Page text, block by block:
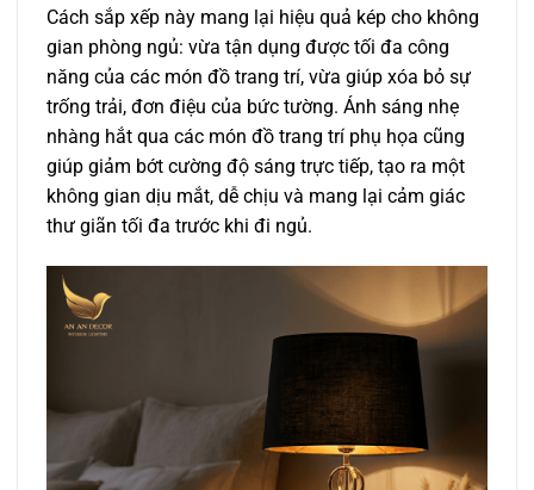
Cách sắp xếp này mang lại hiệu quả kép cho không
gian phòng ngủ: vừa tận dụng được tối đa công
năng của các món đồ trang trí, vừa giúp xóa bỏ sự
trống trải, đơn điệu của bức tường. Ánh sáng nhẹ
nhàng hắt qua các món đồ trang trí phụ họa cũng
giúp giảm bớt cường độ sáng trực tiếp, tạo ra một
không gian dịu mắt, dễ chịu và mang lại cảm giác
thư giãn tối đa trước khi đi ngủ.